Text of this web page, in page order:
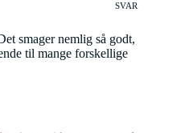
SVAR
smager nemlig så godt,
til mange forskellige